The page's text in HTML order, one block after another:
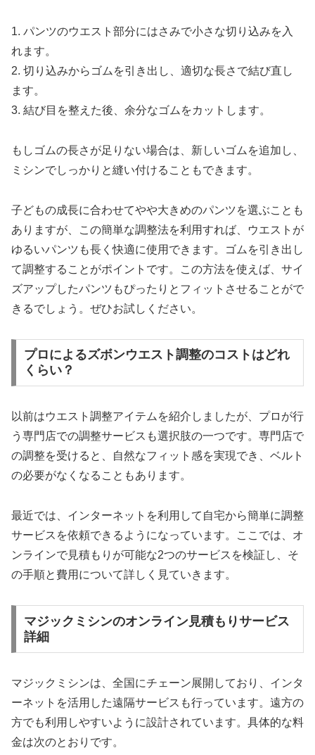
1. パンツのウエスト部分にはさみで小さな切り込みを入
れます。
2. 切り込みからゴムを引き出し、適切な長さで結び直し
ます。
3. 結び目を整えた後、余分なゴムをカットします。
もしゴムの長さが足りない場合は、新しいゴムを追加し、
ミシンでしっかりと縫い付けることもできます。
子どもの成長に合わせてやや大きめのパンツを選ぶことも
ありますが、この簡単な調整法を利用すれば、ウエストが
ゆるいパンツも長く快適に使用できます。ゴムを引き出し
て調整することがポイントです。この方法を使えば、サイ
ズアップしたパンツもぴったりとフィットさせることがで
きるでしょう。ぜひお試しください。
プロによるズボンウエスト調整のコストはどれ
くらい？
以前はウエスト調整アイテムを紹介しましたが、プロが行
う専門店での調整サービスも選択肢の一つです。専門店で
の調整を受けると、自然なフィット感を実現でき、ベルト
の必要がなくなることもあります。
最近では、インターネットを利用して自宅から簡単に調整
サービスを依頼できるようになっています。ここでは、オ
ンラインで見積もりが可能な2つのサービスを検証し、そ
の手順と費用について詳しく見ていきます。
マジックミシンのオンライン見積もりサービス
詳細
マジックミシンは、全国にチェーン展開しており、インタ
ーネットを活用した遠隔サービスも行っています。遠方の
方でも利用しやすいように設計されています。具体的な料
金は次のとおりです。